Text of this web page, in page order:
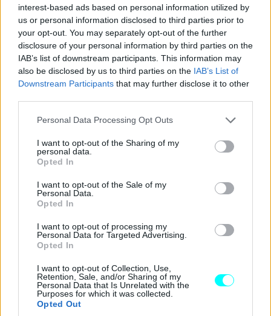
interest-based ads based on personal information utilized by
us or personal information disclosed to third parties prior to
your opt-out. You may separately opt-out of the further
disclosure of your personal information by third parties on the
IAB’s list of downstream participants. This information may
also be disclosed by us to third parties on the IAB’s List of
Downstream Participants that may further disclose it to other
Please note that this website/app uses one or more Google
not limited to your visit or usage behaviour. You may click to
grant or deny consent to Google and its third-party tags to
use your data for below specified purposes in below Google
consent section.
Personal Data Processing Opt Outs
I want to opt-out of the Sharing of my
personal data.
Opted In
I want to opt-out of the Sale of my
Personal Data.
Opted In
I want to opt-out of processing my
Personal Data for Targeted Advertising.
Opted In
I want to opt-out of Collection, Use,
Retention, Sale, and/or Sharing of my
Personal Data that Is Unrelated with the
Purposes for which it was collected.
Opted Out
Οικογενειακή προσέγγιση
Ανοίγοντας την πόρτα, γίνεται αμέσως αντιληπτό ότι το
Renault 4 ακολουθεί την επιτυχημένη συνταγή του